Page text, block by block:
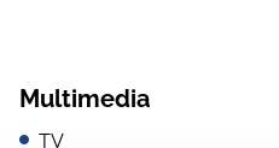
Multimedia
TV